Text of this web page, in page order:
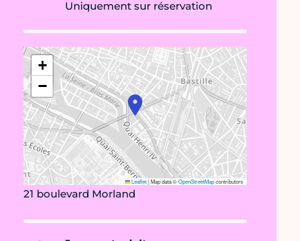
Uniquement sur réservation
+
−
Leaflet|Map data ©OpenStreetMapcontributors
21 boulevard Morland